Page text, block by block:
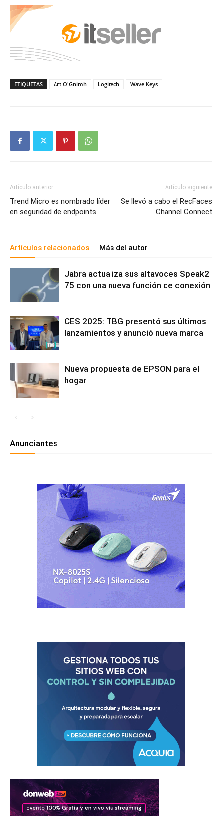
ETIQUETAS Art O'Gnimh Logitech Wave Keys
Artículo anterior
Trend Micro es nombrado líder
en seguridad de endpoints
Artículo siguiente
Se llevó a cabo el RecFaces
Channel Connect
Artículos relacionados Más del autor
Jabra actualiza sus altavoces Speak2
75 con una nueva función de conexión
CES 2025: TBG presentó sus últimos
lanzamientos y anunció nueva marca
Nueva propuesta de EPSON para el
hogar
Anunciantes